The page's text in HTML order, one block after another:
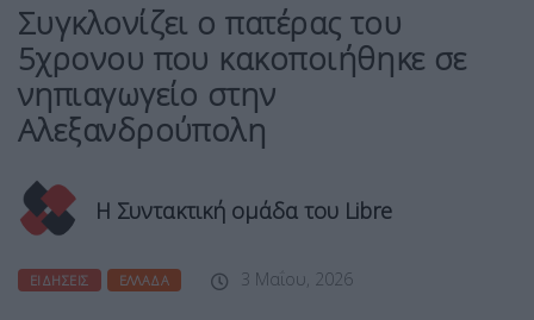
Συγκλονίζει ο πατέρας του
5χρονου που κακοποιήθηκε σε
νηπιαγωγείο στην
Αλεξανδρούπολη
Η Συντακτική ομάδα του Libre
ΕΙΔΉΣΕΙΣ ΕΛΛΆΔΑ 3 Μαΐου, 2026